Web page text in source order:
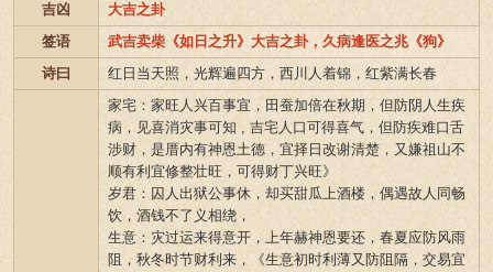
吉凶
大吉之卦
签语
武吉卖柴《如日之升》大吉之卦，久病逢医之兆《狗》
诗曰
红日当天照，光辉遍四方，西川人着锦，红紫满长春
家宅：家旺人兴百事宜，田蚕加倍在秋期，但防阴人生疾
病，见喜消灾事可知 , 吉宅人口可得喜气，但防疾难口舌
涉财，是厝内有神恩土德，宜择日改谢清楚，又嫌祖山不
顺有利宜修整壮旺，可得财丁兴旺》
岁君：囚人出狱公事休，却买甜瓜上酒楼，偶遇故人同畅
饮，酒钱不了义相绕，
生意：灾过运来得意开，上年赫神恩要还，春夏应防风雨
阻，秋冬时节财利来，《生意初时利薄又防阻隔，交易宜